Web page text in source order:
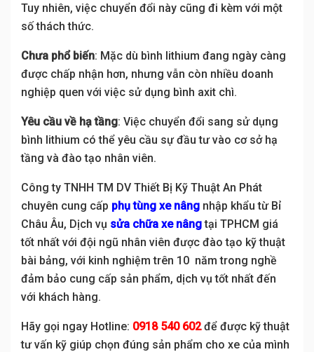
Tuy nhiên, việc chuyển đổi này cũng đi kèm với một
số thách thức.
Chưa phổ biến: Mặc dù bình lithium đang ngày càng
được chấp nhận hơn, nhưng vẫn còn nhiều doanh
nghiệp quen với việc sử dụng bình axit chì.
Yêu cầu về hạ tầng: Việc chuyển đổi sang sử dụng
bình lithium có thể yêu cầu sự đầu tư vào cơ sở hạ
tầng và đào tạo nhân viên.
Công ty TNHH TM DV Thiết Bị Kỹ Thuật An Phát
chuyên cung cấp phụ tùng xe nâng nhập khẩu từ Bỉ
Châu Âu, Dịch vụ sửa chữa xe nângtại TPHCM giá
tốt nhất với đội ngũ nhân viên được đào tạo kỹ thuật
bài bảng, với kinh nghiệm trên 10 năm trong nghề
đảm bảo cung cấp sản phẩm, dịch vụ tốt nhất đến
với khách hàng.
Hãy gọi ngay Hotline: 0918 540 602để được kỹ thuật
tư vấn kỹ giúp chọn đúng sản phẩm cho xe của mình